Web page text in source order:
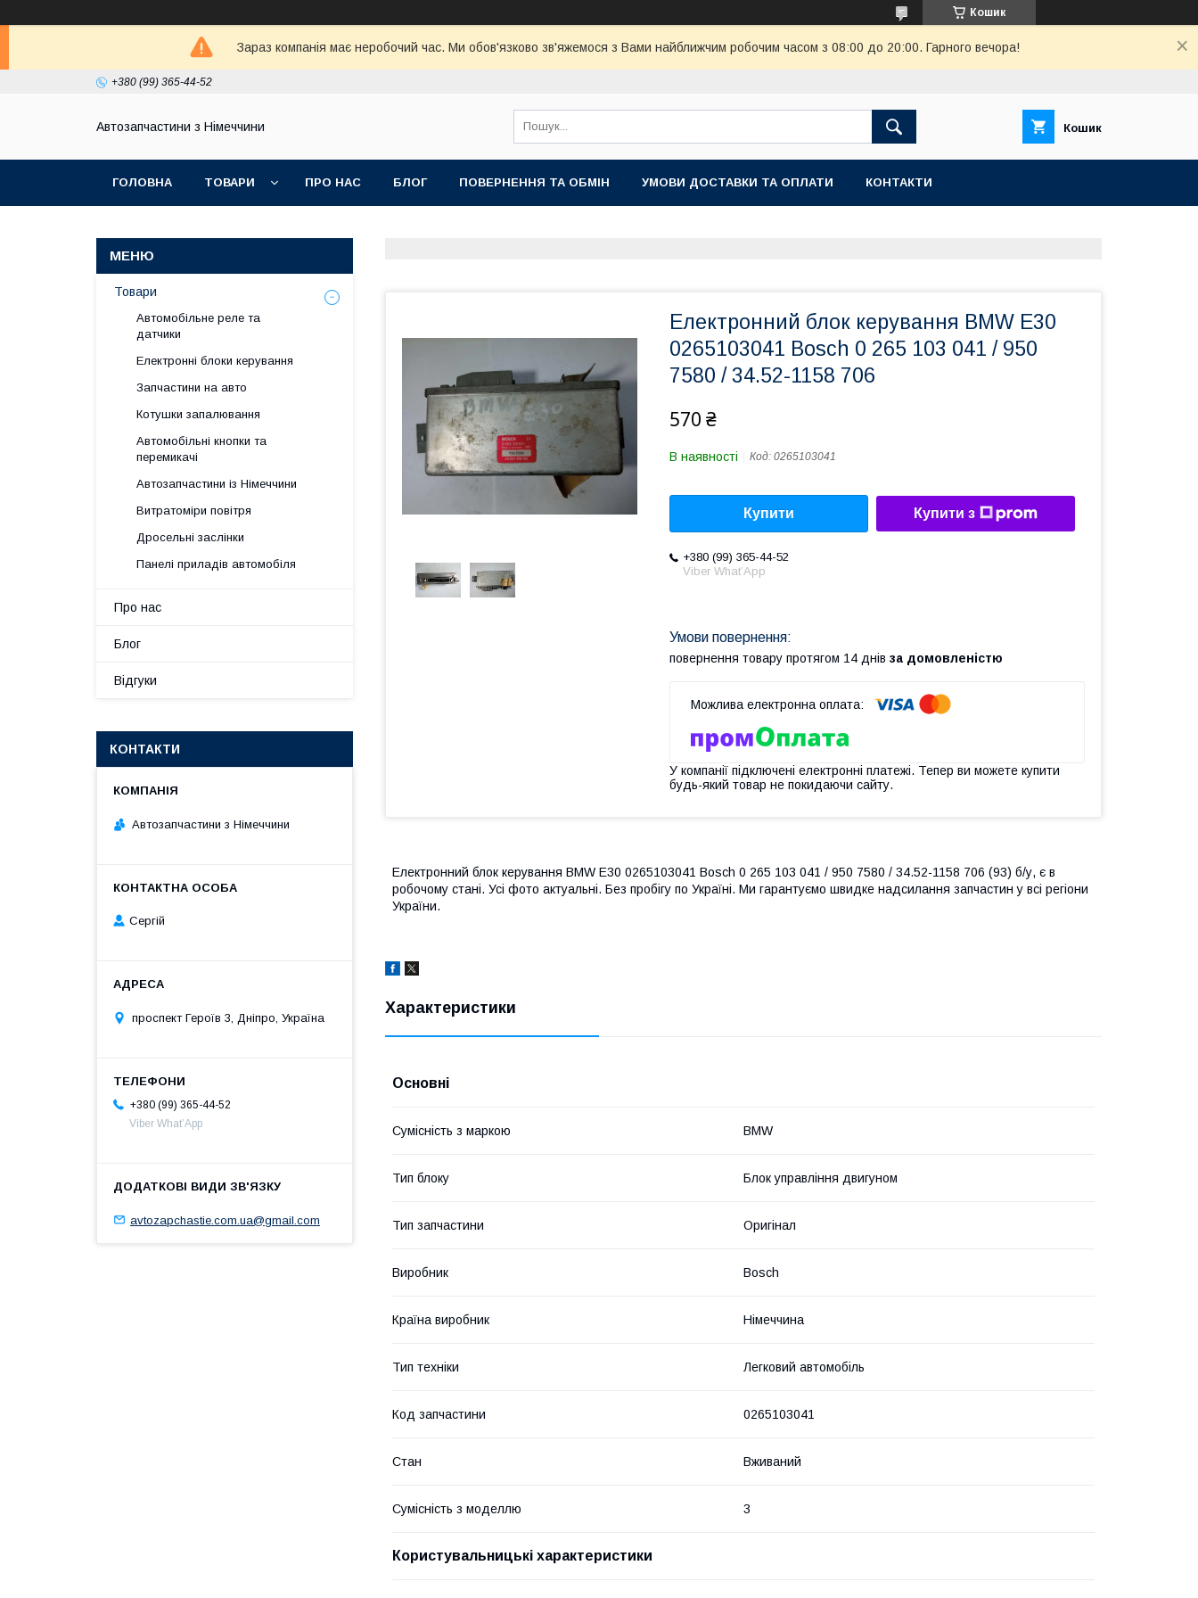
Кошик
Зараз компанія має неробочий час. Ми обов'язково зв'яжемося з Вами найближчим робочим часом з 08:00 до 20:00. Гарного вечора!
+380 (99) 365-44-52
Автозапчастини з Німеччини Кошик
ГОЛОВНА ТОВАРИ ПРО НАС БЛОГ ПОВЕРНЕННЯ ТА ОБМІН УМОВИ ДОСТАВКИ ТА ОПЛАТИ КОНТАКТИ
Електронний блок керування BMW E30
0265103041 Bosch 0 265 103 041 / 950
7580 / 34.52-1158 706
570 ₴
В наявності Код: 0265103041
Купити Купити з
+380 (99) 365-44-52
Viber What’App
повернення товару протягом 14 днів за домовленістю
У компанії підключені електронні платежі. Тепер ви можете купити
будь-який товар не покидаючи сайту.
Електронний блок керування BMW E30 0265103041 Bosch 0 265 103 041 / 950 7580 / 34.52-1158 706 (93) б/у, є в
робочому стані. Усі фото актуальні. Без пробігу по Україні. Ми гарантуємо швидке надсилання запчастин у всі регіони
України.
Характеристики
Основні
Сумісність з маркою BMW
Тип блоку Блок управління двигуном
Тип запчастини Оригінал
Виробник Bosch
Країна виробник Німеччина
Тип техніки Легковий автомобіль
Код запчастини 0265103041
Стан Вживаний
Сумісність з моделлю 3
Користувальницькі характеристики
Товари
Автомобільне реле та
датчики
Електронні блоки керування
Запчастини на авто
Котушки запалювання
Автомобільні кнопки та
перемикачі
Автозапчастини із Німеччини
Витратоміри повітря
Дросельні заслінки
Панелі приладів автомобіля
Про нас
Блог
Відгуки
КОНТАКТИ
Автозапчастини з Німеччини
Сергій
проспект Героїв 3, Дніпро, Україна
+380 (99) 365-44-52
Viber What’App
avtozapchastie.com.ua@gmail.com